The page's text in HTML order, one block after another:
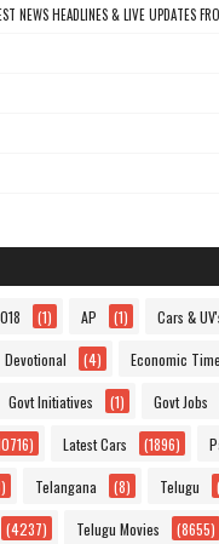
NEWS HEADLINES & LIVE UPDATES
(1) AP (1) Cars &
Devotional (4) Economic
Govt Initiatives (1) Govt Jobs
Latest Cars (1896)
Telangana (8) Telugu
(4237) Telugu Movies (8655)